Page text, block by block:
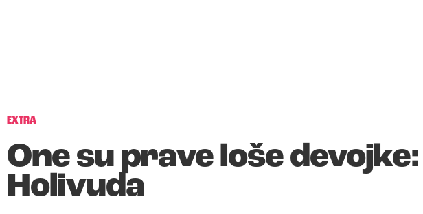
EXTRA
One su prave loše
Holivuda